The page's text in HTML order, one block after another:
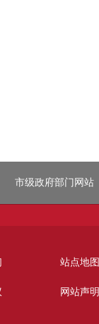
市级政府部门网站
站点地图
网站声明